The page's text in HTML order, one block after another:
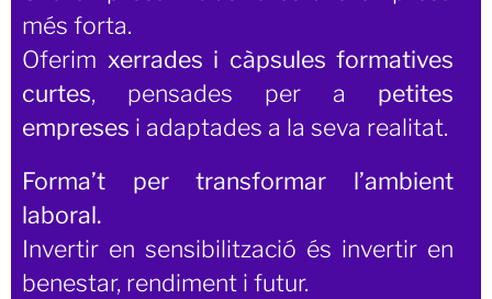
més forta.
Oferim xerrades i càpsules formatives
curtes, pensades per a petites
empreses i adaptades a la seva realitat.
Forma’t per transformar l’ambient
laboral.
Invertir en sensibilització és invertir en
benestar, rendiment i futur.